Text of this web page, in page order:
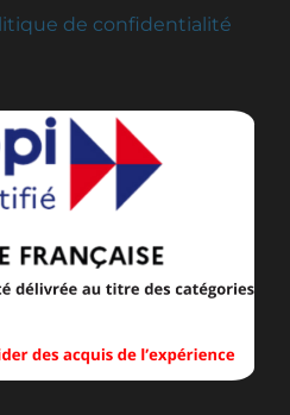
de confidentialité